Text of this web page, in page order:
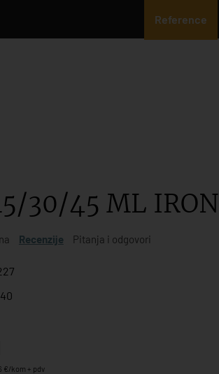
Reference
30/45 ML IRON
Recenzije Pitanja i odgovori
€/kom + pdv